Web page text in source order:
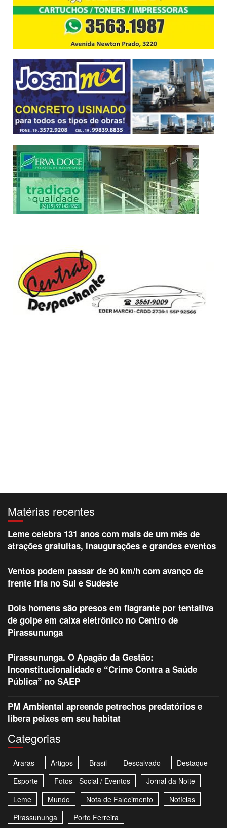
Matérias recentes
Leme celebra 131 anos com mais de um mês de
atrações gratuitas, inaugurações e grandes eventos
Ventos podem passar de 90 km/h com avanço de
frente fria no Sul e Sudeste
Dois homens são presos em flagrante por tentativa
de golpe em caixa eletrônico no Centro de
Pirassununga
Pirassununga. O Apagão da Gestão:
Inconstitucionalidade e “Crime Contra a Saúde
Pública” no SAEP
PM Ambiental apreende petrechos predatórios e
libera peixes em seu habitat
Categorias
Araras Artigos Brasil Descalvado
Destaque
Esporte
Fotos - Social / Eventos
Jornal da Noite
Leme
Mundo Nota de Falecimento
Notícias
Pirassununga
Porto Ferreira